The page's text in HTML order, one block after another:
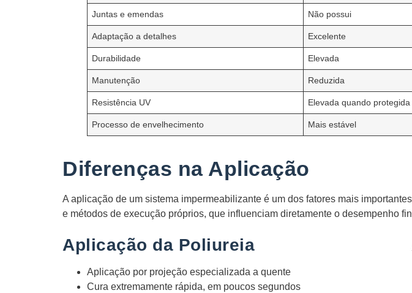
Juntas e emendas Não possui
Adaptação a detalhes Excelente
Durabilidade Elevada
Manutenção Reduzida
Resistência UV Elevada quando
Processo de envelhecimento Mais estável
Diferenças na Aplicação
A aplicação de um sistema impermeabilizante é um dos fatores mais
e métodos de execução próprios, que influenciam diretamente o desempenho
Aplicação da Poliureia
Aplicação por projeção especializada a quente
Cura extremamente rápida, em poucos segundos